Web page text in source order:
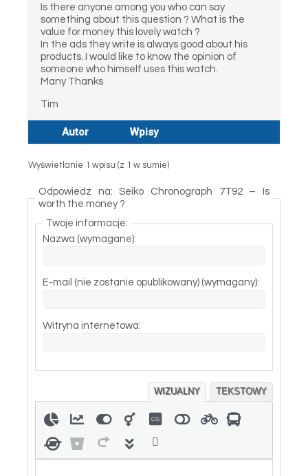
Is there anyone among you who can say
something about this question ? What is the
value for money this lovely watch ?
In the ads they write is always good about his
products. I would like to know the opinion of
someone who himself uses this watch.
Many Thanks
Tim
Autor Wpisy
Wyświetlanie 1 wpisu (z 1 w sumie)
Odpowiedz na: Seiko Chronograph 7T92 – Is
worth the money ?
Twoje informacje:
Nazwa (wymagane):
E-mail (nie zostanie opublikowany) (wymagany):
Witryna internetowa:
WIZUALNY TEKSTOWY